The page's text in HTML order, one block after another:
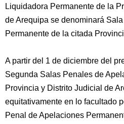
Liquidadora Permanente de la
de Arequipa se denominará
Permanente de la citada
A partir del 1 de diciembre del
Segunda Salas Penales de
Provincia y Distrito Judicial de
equitativamente en lo facultado
Penal de Apelaciones